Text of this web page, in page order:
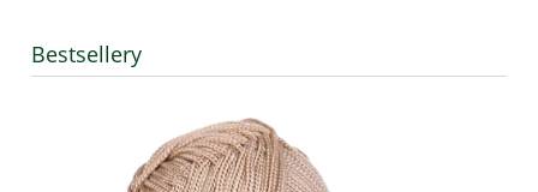
Bestsellery